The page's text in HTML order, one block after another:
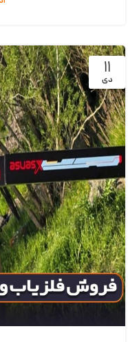
11
دی